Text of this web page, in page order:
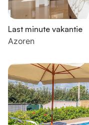
Last minute vakantie
Azoren